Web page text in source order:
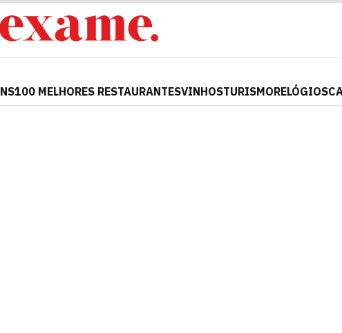
100 MELHORES RESTAURANTESVINHOSTURISMORELÓGIOS